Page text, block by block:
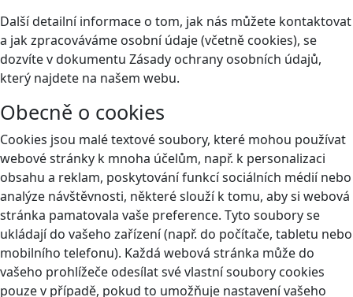
Další detailní informace o tom, jak nás můžete kontaktovat
a jak zpracováváme osobní údaje (včetně cookies), se
dozvíte v dokumentu Zásady ochrany osobních údajů,
který najdete na našem webu.
Obecně o cookies
Cookies jsou malé textové soubory, které mohou používat
webové stránky k mnoha účelům, např. k personalizaci
obsahu a reklam, poskytování funkcí sociálních médií nebo
analýze návštěvnosti, některé slouží k tomu, aby si webová
stránka pamatovala vaše preference. Tyto soubory se
ukládají do vašeho zařízení (např. do počítače, tabletu nebo
mobilního telefonu). Každá webová stránka může do
vašeho prohlížeče odesílat své vlastní soubory cookies
pouze v případě, pokud to umožňuje nastavení vašeho